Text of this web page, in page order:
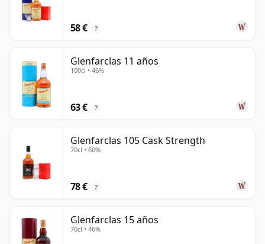
58 € ?
Glenfarclas 11 años
100cl • 46%
63 € ?
Glenfarclas 105 Cask Strength
70cl • 60%
78 € ?
Glenfarclas 15 años
70cl • 46%